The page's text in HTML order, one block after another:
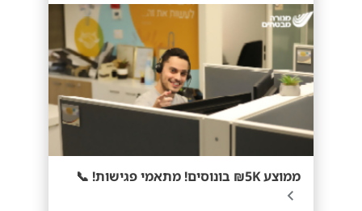
ממוצע 5K₪ בונוסים! מתאמי פגישות! 📞